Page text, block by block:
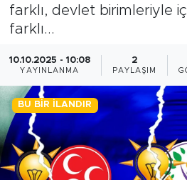
farklı, devlet birimleriyle
farklı...
10.10.2025 - 10:08
YAYINLANMA
2
PAYLAŞIM
BU BIR İLANDIR
DÜNYA
KARİKATÜR
BİLİM-TEKNOLOJİ
RÖPÖRTAJ
Tüm Manşetler
Haber Arşivi